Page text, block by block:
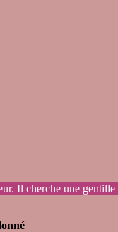
Il cherche une